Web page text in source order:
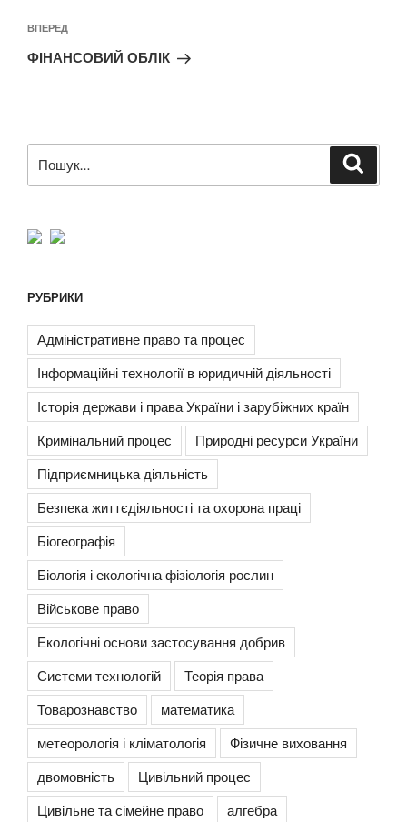
Наступний
запис
ВПЕРЕД
ФІНАНСОВИЙ ОБЛІК
за
РУБРИКИ
Адміністративне право та процес
Інформаційні технології в юридичній діяльності
Історія держави і права України і зарубіжних країн
Кримінальний процес
Природні ресурси України
Підприємницька діяльність
Безпека життєдіяльності та охорона праці
Біогеографія
Біологія і екологічна фізіологія рослин
Військове право
Екологічні основи застосування добрив
Системи технологій
Теорія права
Товарознавство
математика
метеорологія і кліматологія
Фізичне виховання
двомовність
Цивільний процес
Цивільне та сімейне право
алгебра